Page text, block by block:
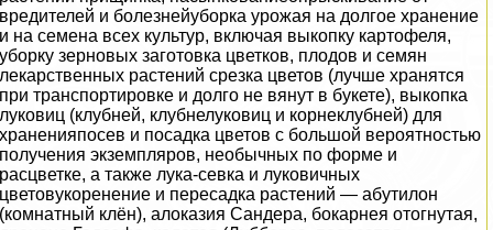
вредителей и болезнейуборка урожая на долгое хранение
и на семена всех культур, включая выкопку картофеля,
уборку зерновых заготовка цветков, плодов и семян
лекарственных растений срезка цветов (лучше хранятся
при трaнcпортировке и долго не вянут в букете), выкопка
луковиц (клубней, клубнелуковиц и корнеклубней) для
храненияпосев и посадка цветов с большой вероятностью
получения экземпляров, необычных по форме и
расцветке, а также лука-севка и луковичных
цветовукоренение и пересадка растений — абутилон
(комнатный клён), алоказия Сандера, бокарнея отогнутая,